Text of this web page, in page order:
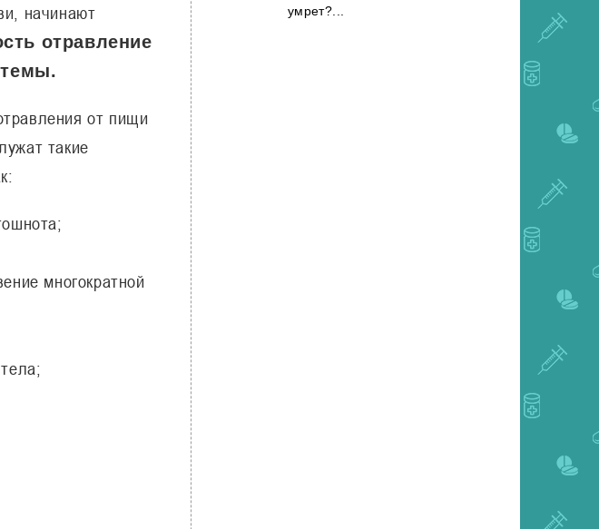
начинают
отравление
от пищи
такие
многократной
умрет?...